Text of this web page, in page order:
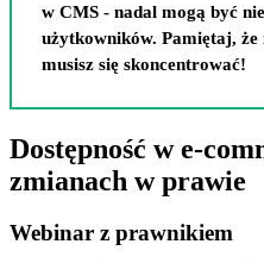
w CMS - nadal mogą być
użytkowników. Pamiętaj,
musisz się skoncentrować!
Dostępność w e-
zmianach w prawie
Webinar z prawnikiem